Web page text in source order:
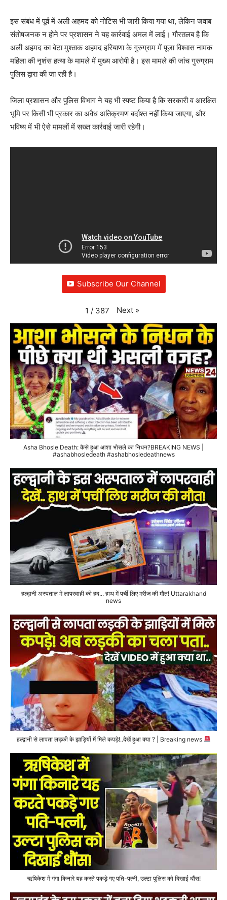
इस संबंध में पूर्व में अली अहमद को नोटिस भी जारी किया गया था, लेकिन जवाब
संतोषजनक न होने पर प्रशासन ने यह कार्रवाई अमल में लाई। गौरतलब है कि
अली अहमद का बेटा मुश्ताक अहमद हरियाणा के गुरुग्राम में पूजा विश्वास नामक
महिला की नृशंस हत्या के मामले में मुख्य आरोपी है। इस मामले की जांच गुरुग्राम
पुलिस द्वारा की जा रही है।
जिला प्रशासन और पुलिस विभाग ने यह भी स्पष्ट किया है कि सरकारी व आरक्षित
भूमि पर किसी भी प्रकार का अवैध अतिक्रमण बर्दाश्त नहीं किया जाएगा, और
भविष्य में भी ऐसे मामलों में सख्त कार्रवाई जारी रहेगी।
Subscribe Our Channel
1 / 387 Next »
Asha Bhosle Death: कैसे हुआ आशा भोसले का निधन?BREAKING NEWS |
#ashabhosledeath #ashabhosledeathnews
हल्द्वानी अस्पताल में लापरवाही की हद... हाथ में पर्ची लिए मरीज की मौत! Uttarakhand
news
हल्द्वानी से लापता लड़की के झाड़ियों में मिले कपड़े!..देखें हुआ क्या ? | Breaking news
ऋषिकेश में गंगा किनारे यह करते पकड़े गए पति-पत्नी, उल्टा पुलिस को दिखाई धौंस!